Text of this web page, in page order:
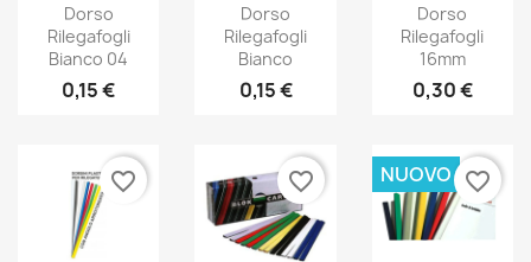
Dorso
Rilegafogli
Bianco 04
0,15 €
Dorso
Rilegafogli
Bianco
0,15 €
Dorso
Rilegafogli
16mm
0,30 €
favorite_border favorite_border NUOVO favorite_border